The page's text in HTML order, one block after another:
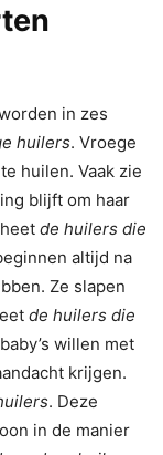
in zes
huilers. Vroege
huilen. Vaak zie
blijft om haar
de huilers die
altijd na
Ze slapen
de huilers die
willen met
krijgen.
. Deze
in de manier